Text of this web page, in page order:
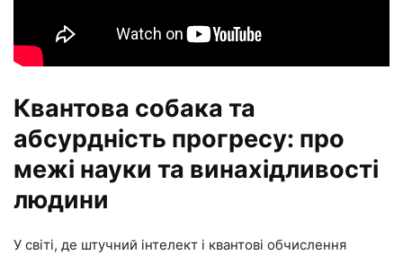
Квантова собака та
абсурдність прогресу: про
межі науки та винахідливості
людини
У світі, де штучний інтелект і квантові обчислення